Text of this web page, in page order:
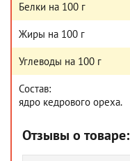
Белки на 100 г
Жиры на 100 г
Углеводы на 100 г
Состав:
ядро кедрового ореха.
Отзывы о товаре: